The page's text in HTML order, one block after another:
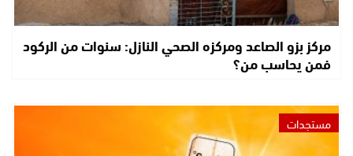
مركز بزو الصاعد ومركزه الصحي النازل: سنوات من الركود
فمن يحاسب من؟
مستجدات